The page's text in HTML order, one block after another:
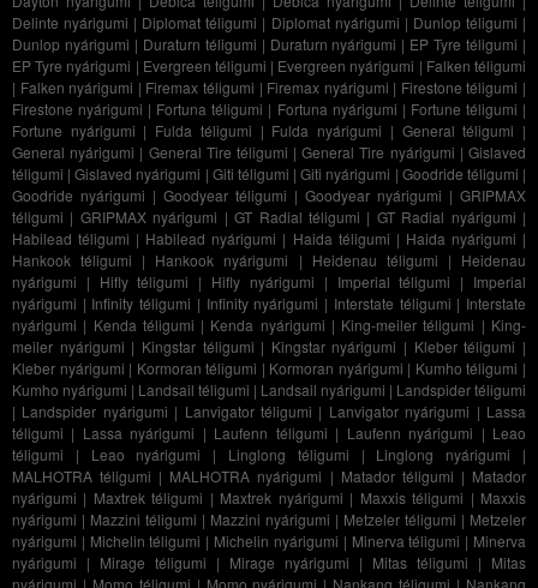
Delinte nyárigumi | Diplomat téligumi | Diplomat nyárigumi | Dunlop téligumi |
Dunlop nyárigumi | Duraturn téligumi | Duraturn nyárigumi | EP Tyre téligumi |
EP Tyre nyárigumi | Evergreen téligumi | Evergreen nyárigumi | Falken téligumi
| Falken nyárigumi | Firemax téligumi | Firemax nyárigumi | Firestone téligumi |
Firestone nyárigumi | Fortuna téligumi | Fortuna nyárigumi | Fortune téligumi |
Fortune nyárigumi | Fulda téligumi | Fulda nyárigumi | General téligumi |
General nyárigumi | General Tire téligumi |General Tire nyárigumi |Gislaved
téligumi |Gislaved nyárigumi | Giti téligumi |Giti nyárigumi | Goodride téligumi |
Goodride nyárigumi | Goodyear téligumi | Goodyear nyárigumi | GRIPMAX
téligumi | GRIPMAX nyárigumi |GT Radial téligumi | GT Radial nyárigumi |
Habilead téligumi | Habilead nyárigumi | Haida téligumi | Haida nyárigumi |
Hankook téligumi | Hankook nyárigumi | Heidenau téligumi | Heidenau
nyárigumi | Hifly téligumi | Hifly nyárigumi | Imperial téligumi | Imperial
nyárigumi | Infinity téligumi | Infinity nyárigumi | Interstate téligumi | Interstate
nyárigumi | Kenda téligumi | Kenda nyárigumi | King-meiler téligumi | King-
meiler nyárigumi | Kingstar téligumi | Kingstar nyárigumi | Kleber téligumi |
Kleber nyárigumi | Kormoran téligumi | Kormoran nyárigumi | Kumho téligumi |
Kumho nyárigumi | Landsail téligumi | Landsail nyárigumi | Landspider téligumi
| Landspider nyárigumi | Lanvigator téligumi | Lanvigator nyárigumi | Lassa
téligumi | Lassa nyárigumi | Laufenn téligumi | Laufenn nyárigumi | Leao
téligumi | Leao nyárigumi | Linglong téligumi | Linglong nyárigumi |
MALHOTRA téligumi | MALHOTRA nyárigumi | Matador téligumi | Matador
nyárigumi | Maxtrek téligumi | Maxtrek nyárigumi | Maxxis téligumi | Maxxis
nyárigumi | Mazzini téligumi | Mazzini nyárigumi | Metzeler téligumi | Metzeler
nyárigumi | Michelin téligumi | Michelin nyárigumi | Minerva téligumi | Minerva
nyárigumi | Mirage téligumi | Mirage nyárigumi | Mitas téligumi | Mitas
nyárigumi | Momo téligumi | Momo nyárigumi | Nankang téligumi | Nankang